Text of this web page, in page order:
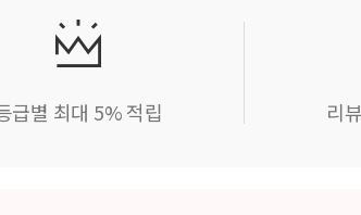
급별 최대 5% 적립 리